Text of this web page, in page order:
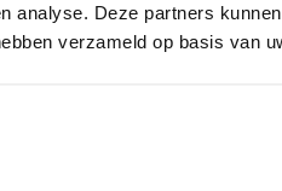
analyse. Deze partners
verzameld op basis van
styraciflua 'Gum